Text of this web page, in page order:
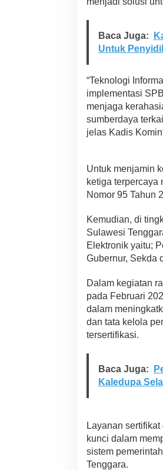
s
s
m
p
l
e
m
a
s
i
n
d
a
T
g
a
n
S
l
a
2
Baca Juga:
Untuk
“Teknologi
implementasi
menjaga
sumberdaya
jelas Kadis
Untuk menjamin
ketiga terpercaya
Nomor 95 Tahun
Kemudian, di
Sulawesi
Elektronik yaitu;
Gubernur, Sekda
Dalam kegiatan
pada Februari
dalam
dan tata kelola
tersertifikasi.
Baca Juga:
Kaledupa
Layanan
kunci dalam
sistem
Tenggara.